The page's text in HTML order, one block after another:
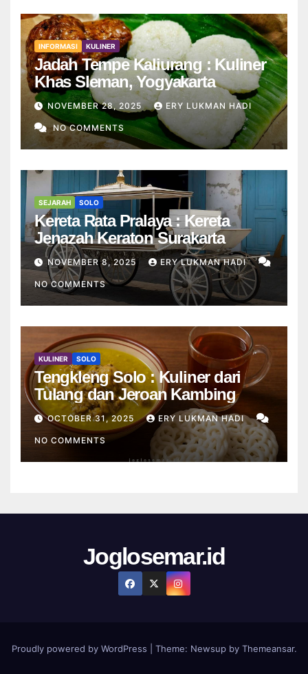
INFORMASI KULINER
Jadah Tempe Kaliurang : Kuliner
Khas Sleman, Yogyakarta
NOVEMBER 28, 2025 ERY LUKMAN HADI
NO COMMENTS
SEJARAH SOLO
Kereta Rata Pralaya : Kereta
Jenazah Keraton Surakarta
NOVEMBER 8, 2025 ERY LUKMAN HADI
NO COMMENTS
KULINER SOLO
Tengkleng Solo : Kuliner dari
Tulang dan Jeroan Kambing
OCTOBER 31, 2025 ERY LUKMAN HADI
NO COMMENTS
Joglosemar.id
Proudly powered by WordPress Theme: Newsupby Themeansar.